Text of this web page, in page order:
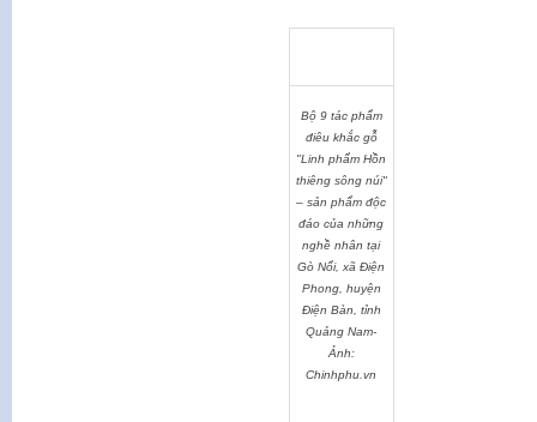
Bộ 9 tác phẩm
điêu khắc gỗ
"Linh phẩm Hồn
thiêng sông núi"
– sản phẩm độc
đáo của những
nghề nhân tại
Gò Nổi, xã Điện
Phong, huyện
Điện Bàn, tỉnh
Quảng Nam-
Ảnh:
Chinhphu.vn